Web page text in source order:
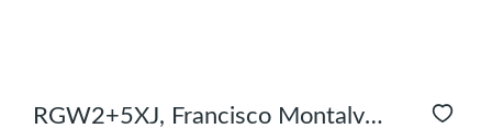
RGW2+5XJ, Francisco Montalvo,